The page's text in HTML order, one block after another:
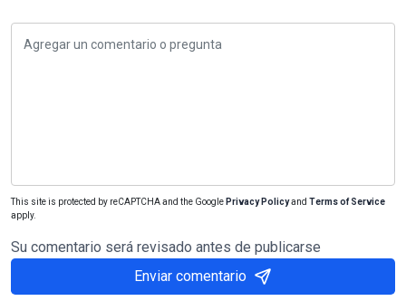
This site is protected by reCAPTCHA and the Google Privacy Policyand Terms of Service
apply.
Su comentario será revisado antes de publicarse
Enviar comentario